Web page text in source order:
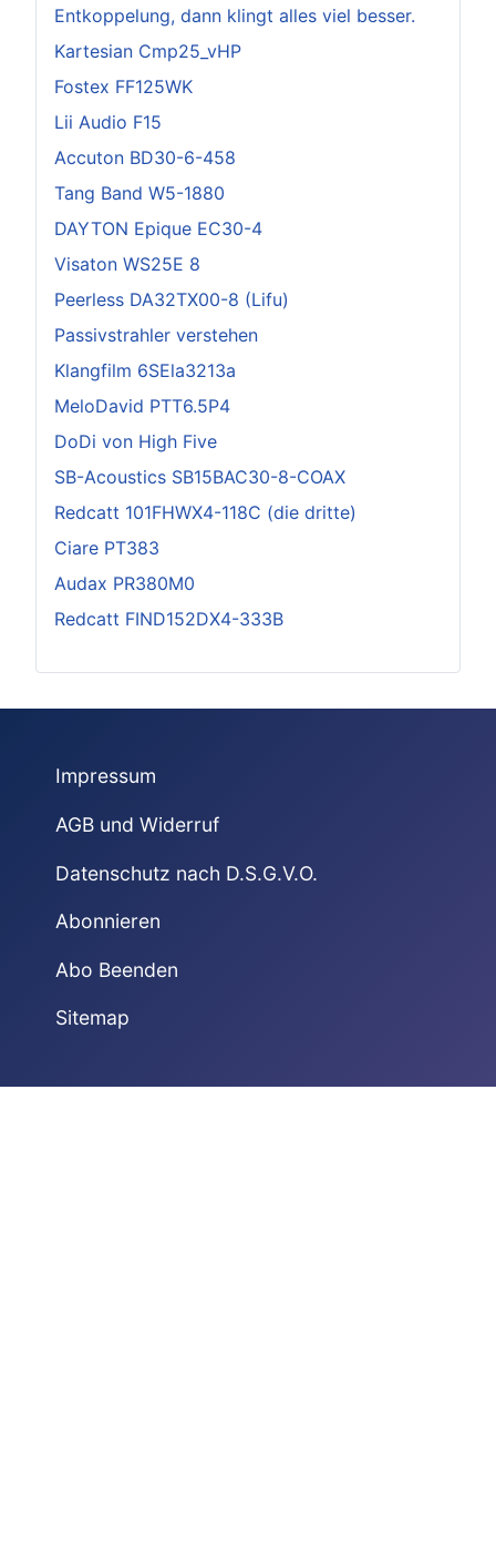
Entkoppelung, dann klingt alles viel besser.
Kartesian Cmp25_vHP
Fostex FF125WK
Lii Audio F15
Accuton BD30-6-458
Tang Band W5-1880
DAYTON Epique EC30-4
Visaton WS25E 8
Peerless DA32TX00-8 (Lifu)
Passivstrahler verstehen
Klangfilm 6SEla3213a
MeloDavid PTT6.5P4
DoDi von High Five
SB-Acoustics SB15BAC30-8-COAX
Redcatt 101FHWX4-118C (die dritte)
Ciare PT383
Audax PR380M0
Redcatt FIND152DX4-333B
Impressum
AGB und Widerruf
Datenschutz nach D.S.G.V.O.
Abonnieren
Abo Beenden
Sitemap